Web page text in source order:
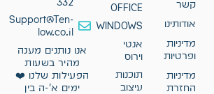
קשר
אודותינו
מדיניות
ופרטיות
מדיניות
החזרת
OFFICE
WINDOWS
אנטי
וירוס
תוכנות
עיצוב
Support@Ten-
low.co.il
אנו נותנים מענה
מהיר בשעות
הפעילות שלנו ❤️
ימים א'-ה בין